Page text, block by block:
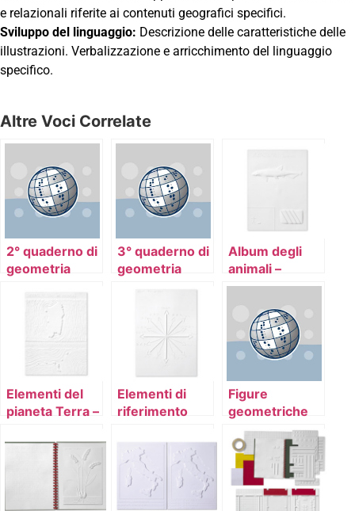
e relazionali riferite ai contenuti geografici specifici.
Sviluppo del linguaggio: Descrizione delle caratteristiche delle
illustrazioni. Verbalizzazione e arricchimento del linguaggio
specifico.
Altre Voci Correlate
2° quaderno di
geometria
3° quaderno di
geometria
Album degli
animali –
volume 6
Elementi del
pianeta Terra –
Elementi di
riferimento
Figure
geometriche